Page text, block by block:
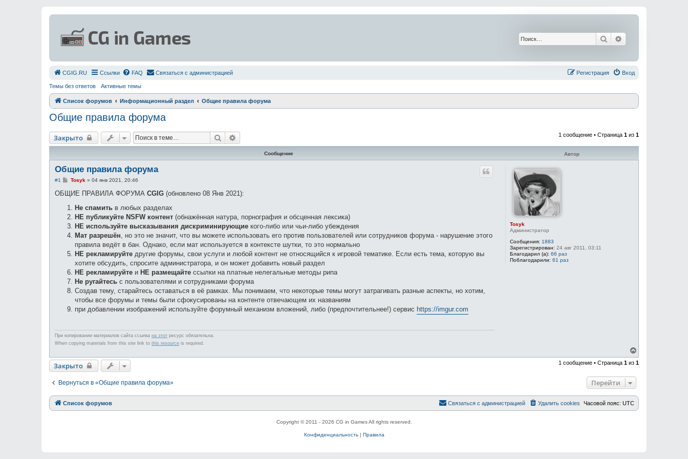
Поиск
СGIG.RU Ссылки FAQ Связаться с администрацией Вход
Регистрация
Темы без ответов Активные темы
Список форумов Информационный раздел Общие правила форума
Общие правила форума
Закрыто Поиск 1 сообщение • Страница 1 из 1
Сообщение Автор
Tosyk
Администратор
Сообщения: 1883
Зарегистрирован: 24 авг 2011, 03:11
Благодарил (а): 66 раз
Поблагодарили: 61 раз
Общие правила форума
#1
С
о
б
щ
е
н
и
е
Tosyk » 04 янв 2021, 20:46
ОБЩИЕ ПРАВИЛА ФОРУМА CGIG (обновлено 08 Янв 2021):
Не спамить в любых разделах
НЕ публикуйте NSFW контент (обнажённая натура, порнография и обсценная лексика)
НЕ используйте высказывания дискриминирующие кого-либо или чьи-либо убеждения
Мат разрешён, но это не значит, что вы можете использовать его против пользователей или сотрудников форума - нарушение этого
правила ведёт в бан. Однако, если мат используется в контексте шутки, то это нормально
НЕ рекламируйте другие форумы, свои услуги и любой контент не относящийся к игровой тематике. Если есть тема, которую вы
хотите обсудить, спросите администратора, и он может добавить новый раздел
НЕ рекламируйте и НЕ размещайте ссылки на платные нелегальные методы рипа
Не ругайтесь с пользователями и сотрудниками форума
Создав тему, старайтесь оставаться в её рамках. Мы понимаем, что некоторые темы могут затрагивать разные аспекты, но хотим,
чтобы все форумы и темы были сфокусированы на контенте отвечающем их названиям
при добавлении изображений используйте форумный механизм вложений, либо (предпочтительнее!) сервис https://imgur.com
При копировании материалов сайта ссылка на этот ресурс обязательна.
When copying materials from this site link to this resource is required.
е
р
с
я
Закрыто 1 сообщение • Страница 1 из 1
Вернуться в «Общие правила форума» Перейти
Список форумов Часовой пояс: UTC
Удалить cookies
Связаться с администрацией
Copyright © 2011 - 2026 CG in Games All rights reserved.
Конфиденциальность| Правила